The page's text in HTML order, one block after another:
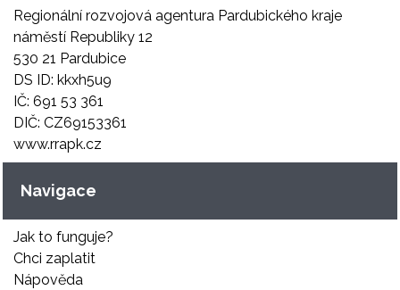
Regionální rozvojová agentura Pardubického kraje
náměstí Republiky 12
530 21 Pardubice
DS ID: kkxh5u9
IČ: 691 53 361
DIČ: CZ69153361
www.rrapk.cz
Navigace
Jak to funguje?
Chci zaplatit
Nápověda